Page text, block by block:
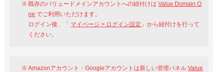
既存のバリュードメインアカウントへの紐付けはValue Domain O
ne でご利用いただけます。
ログイン後、「 マイページ > ログイン設定 」から紐付けを行って
ください。
Amazonアカウント・Googleアカウントは新しい管理パネルValue